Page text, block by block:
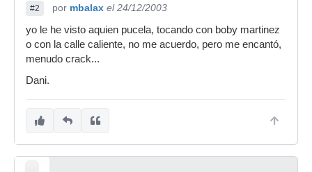
#2 por mbalax el 24/12/2003
yo le he visto aquien pucela, tocando con boby martinez
o con la calle caliente, no me acuerdo, pero me encantó,
menudo crack...
Dani.